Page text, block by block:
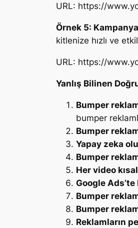
URL: https://
Örnek 5:
kitlenize hızlı ve
URL: https://
Yanlış Bilinen
Bumper
bumper
Bumper
Yapay zeka
Bumper
Her video
Google
Bumper
Bumper
Reklamların